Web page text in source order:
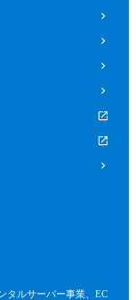
タルサーバー事業、EC